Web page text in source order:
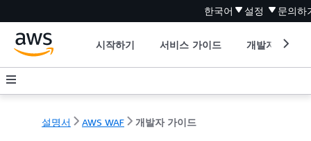
한국어 설정 문의하
시작하기 서비스 가이드 개발자 도구
설명서 AWS WAF 개발자 가이드